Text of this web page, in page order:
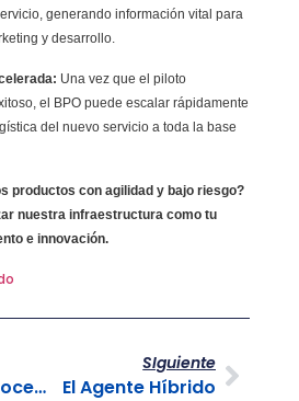
generando información vital para
y desarrollo.
Una vez que el piloto
el BPO puede escalar rápidamente
del nuevo servicio a toda la base
productos con agilidad y bajo riesgo?
nuestra infraestructura como tu
e innovación.
Cómo los Procesos Rotos Afectan Tus Ganancias
SIguiente
El Agente Híbrido